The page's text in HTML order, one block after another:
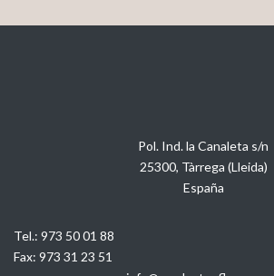
Pol. Ind. la Canaleta s/n
25300, Tàrrega (Lleida)
España
Tel.: 973 50 01 88
Fax: 973 31 23 51